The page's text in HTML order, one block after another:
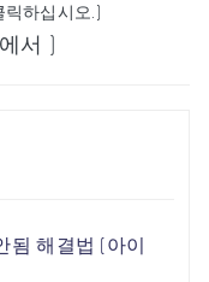
하십시오.)
에서 )
됨 해결법 (아이